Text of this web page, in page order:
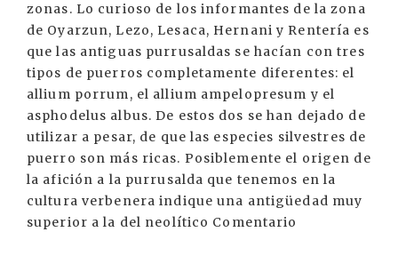
zonas. Lo curioso de los informantes de la zona
de Oyarzun, Lezo, Lesaca, Hernani y Rentería es
que las antiguas purrusaldas se hacían con tres
tipos de puerros completamente diferentes: el
allium porrum, el allium ampelopresum y el
asphodelus albus. De estos dos se han dejado de
utilizar a pesar, de que las especies silvestres de
puerro son más ricas. Posiblemente el origen de
la afición a la purrusalda que tenemos en la
cultura verbenera indique una antigüedad muy
superior a la del neolítico Comentario